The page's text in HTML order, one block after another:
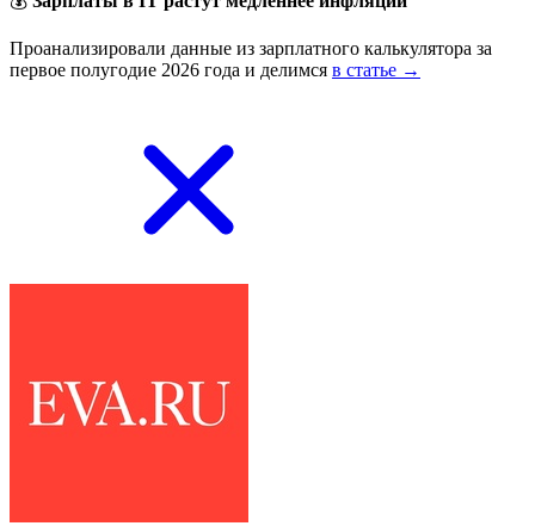
Проанализировали данные из зарплатного калькулятора за
первое полугодие 2026 года и делимся в статье →